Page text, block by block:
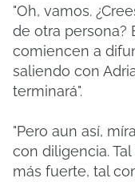
"Oh, vamos.
de otra persona?
comiencen a
saliendo con
terminará".
"Pero aun así,
con diligencia.
más fuerte, tal